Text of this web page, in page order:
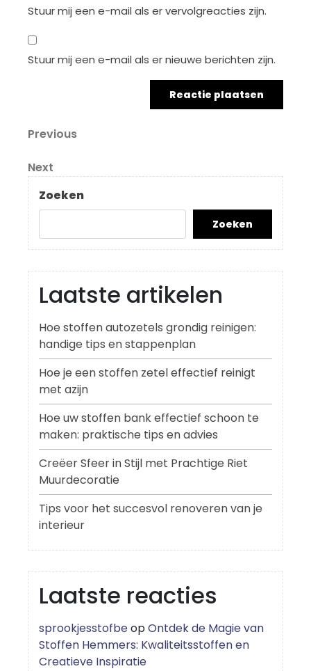
Stuur mij een e-mail als er vervolgreacties zijn.
Stuur mij een e-mail als er nieuwe berichten zijn.
Berichtnavigatie
Previous
Previous
Next
Post
Next
Zoeken
Zoeken
Laatste artikelen
Hoe stoffen autozetels grondig reinigen:
handige tips en stappenplan
Hoe je een stoffen zetel effectief reinigt
met azijn
Hoe uw stoffen bank effectief schoon te
maken: praktische tips en advies
Creëer Sfeer in Stijl met Prachtige Riet
Muurdecoratie
Tips voor het succesvol renoveren van je
interieur
Laatste reacties
sprookjesstofbeopOntdek de Magie van
Stoffen Hemmers: Kwaliteitsstoffen en
Creatieve Inspiratie